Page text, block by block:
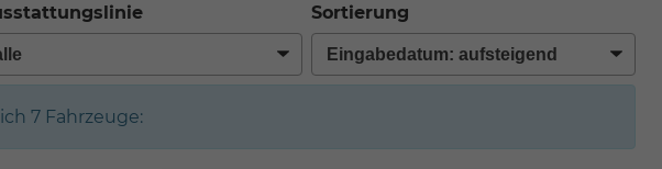
Sortierung
7 Fahrzeuge: